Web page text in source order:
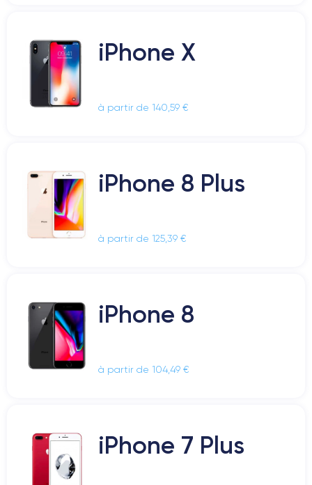
iPhone X
à partir de 140,59 €
iPhone 8 Plus
à partir de 125,39 €
iPhone 8
à partir de 104,49 €
iPhone 7 Plus